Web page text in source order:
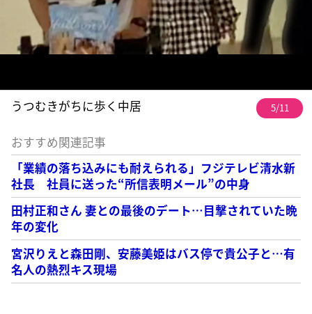
うつむきがちに歩く中居 5/11
おすすめ関連記事
「業績の落ち込みにも耐えられる」フジテレビ清水新
社長 社員に送った“所信表明メール”の中身
田村正和さん 妻との最後のデート…目撃されていた晩
年の変化
宮沢りえと森田剛、安藤美姫はバス停で貴公子と…有
名人の熱烈キス現場